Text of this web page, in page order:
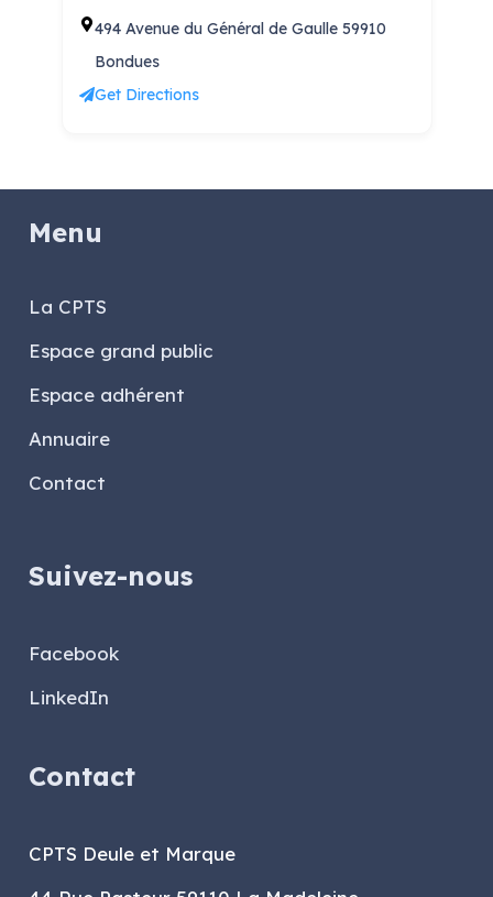
494 Avenue du Général de Gaulle 59910
Bondues
Get Directions
Menu
La CPTS
Espace grand public
Espace adhérent
Annuaire
Contact
Suivez-nous
Facebook
LinkedIn
Contact
CPTS Deule et Marque